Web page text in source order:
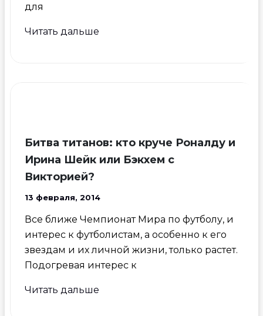
для
Жены
Читать дальше
Битва титанов: кто круче Роналду и
Ирина Шейк или Бэкхем с
Викторией?
13 февраля, 2014
Все ближе Чемпионат Мира по футболу, и
интерес к футболистам, а особенно к его
звездам и их личной жизни, только растет.
Подогревая интерес к
Битва
Читать дальше